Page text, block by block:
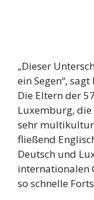
„Dieser
ein Segen“,
Die Eltern der
Luxemburg,
sehr
fließend
Deutsch und
internationalen
so schnelle